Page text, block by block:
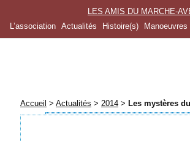
LES AMIS DU MARCHE-
L’association
Actualités Histoire(s) Manoeuvres
Accueil > Actualités > 2014 > Les mystères